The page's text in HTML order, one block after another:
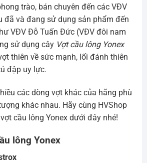
trào, bán chuyên đến các VĐV
đã và đang sử dụng sản phẩm đến
VĐV Đỗ Tuấn Đức (VĐV đôi nam
sử dụng cây Vợt cầu lông Yonex
thiên về sức mạnh, lối đánh thiên
đập uy lực.
các dòng vợt khác của hãng phù
khác nhau. Hãy cùng HVShop
cầu lông Yonex dưới đây nhé!
lông Yonex